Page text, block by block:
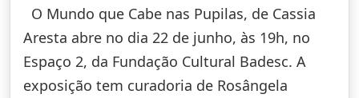
O Mundo que Cabe nas Pupilas, de Cassia
Aresta abre no dia 22 de junho, às 19h, no
Espaço 2, da Fundação Cultural Badesc. A
exposição tem curadoria de Rosângela